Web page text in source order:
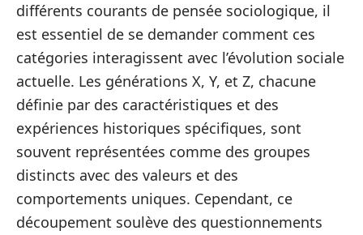
différents courants de pensée sociologique, il
est essentiel de se demander comment ces
catégories interagissent avec l’évolution sociale
actuelle. Les générations X, Y, et Z, chacune
définie par des caractéristiques et des
expériences historiques spécifiques, sont
souvent représentées comme des groupes
distincts avec des valeurs et des
comportements uniques. Cependant, ce
découpement soulève des questionnements